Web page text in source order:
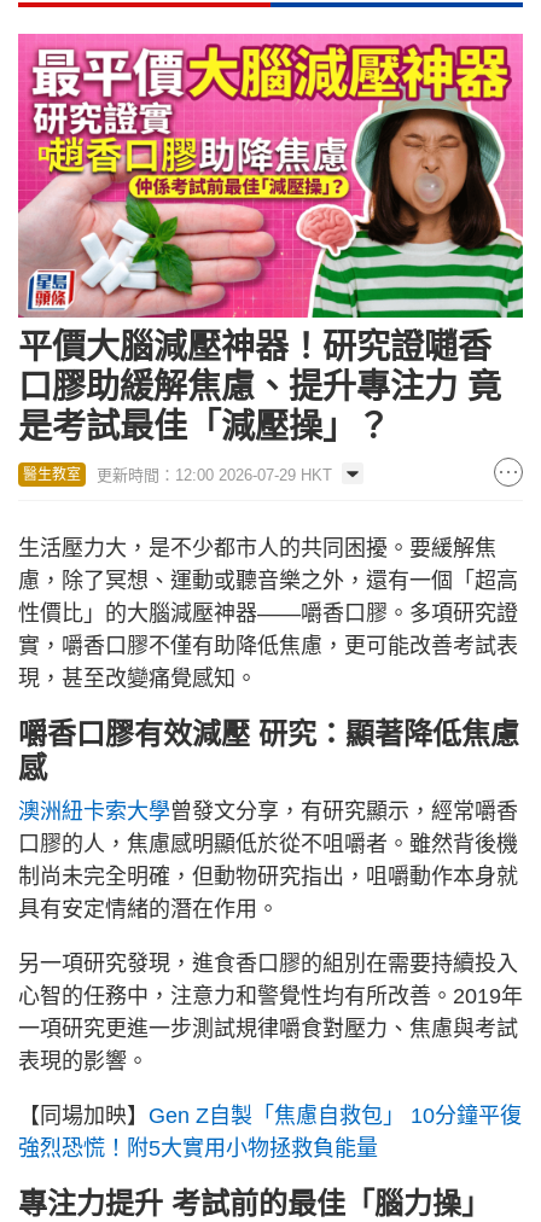
平價大腦減壓神器！研究證𡁻香
口膠助緩解焦慮、提升專注力 竟
是考試最佳「減壓操」？
醫生教室 更新時間：12:00 2026-07-29 HKT
生活壓力大，是不少都市人的共同困擾。要緩解焦
慮，除了冥想、運動或聽音樂之外，還有一個「超高
性價比」的大腦減壓神器——嚼香口膠。多項研究證
實，嚼香口膠不僅有助降低焦慮，更可能改善考試表
現，甚至改變痛覺感知。
嚼香口膠有效減壓 研究：顯著降低焦慮
感
澳洲紐卡索大學曾發文分享，有研究顯示，經常嚼香
口膠的人，焦慮感明顯低於從不咀嚼者。雖然背後機
制尚未完全明確，但動物研究指出，咀嚼動作本身就
具有安定情緒的潛在作用。
另一項研究發現，進食香口膠的組別在需要持續投入
心智的任務中，注意力和警覺性均有所改善。2019年
一項研究更進一步測試規律嚼食對壓力、焦慮與考試
表現的影響。
【同場加映】 Gen Z自製「焦慮自救包」 10分鐘平復
強烈恐慌！附5大實用小物拯救負能量
專注力提升 考試前的最佳「腦力操」